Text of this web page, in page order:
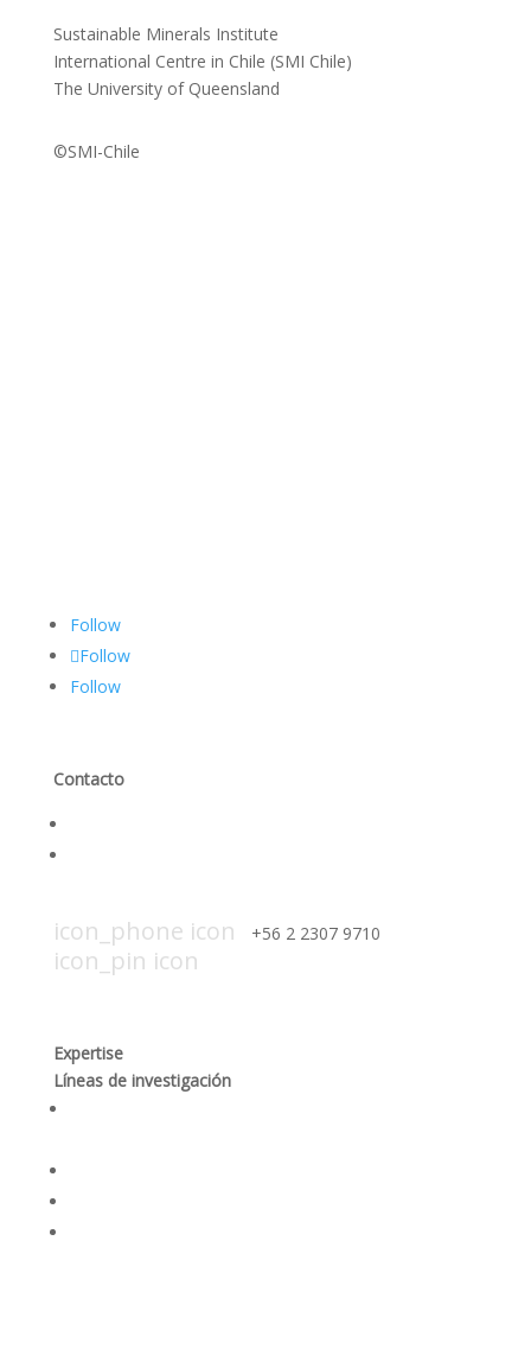
Sustainable Minerals Institute
International Centre in Chile (SMI Chile)
The University of Queensland
©SMI-Chile
Follow
Follow
Follow
Contacto
icon_phone icon +56 2 2307 9710​
icon_pin icon
Expertise
Líneas de investigación